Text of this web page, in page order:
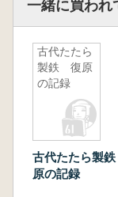
一緒に買われ
古代たたら
製鉄 復原
の記録
古代たたら製
原の記録